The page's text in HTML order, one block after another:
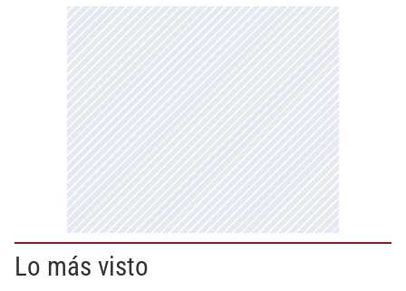
Lo más visto